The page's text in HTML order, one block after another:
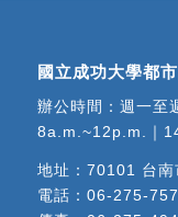
國立成功大學都
辦公時間：週一至
8a.m.~12p.m.｜
地址： 70101 台南
電話： 06-275-